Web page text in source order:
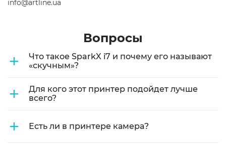
info@artline.ua
Вопросы
+
Что такое SparkX i7 и почему его называют
«скучным»?
+
Для кого этот принтер подойдет лучше
всего?
+ Есть ли в принтере камера?